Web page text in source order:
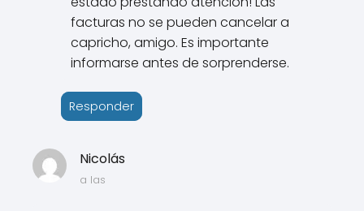
facturas no se pueden cancelar a
capricho, amigo. Es importante
informarse antes de sorprenderse.
Responder
Nicolás
a las